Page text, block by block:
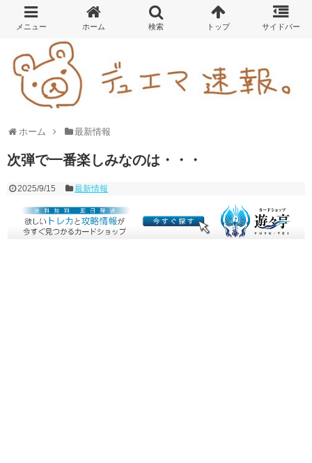
ホーム 最新情報
次弾で一番楽しみなのは・・・
2025/9/15 最新情報